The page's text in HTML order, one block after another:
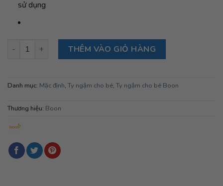
sử dụng
Gặm nướu Boon GROWL – Unicorn số lượng
THÊM VÀO GIỎ HÀNG
Danh mục: Mặc định, Ty ngậm cho bé, Ty ngậm cho bé Boon
Thương hiệu: Boon